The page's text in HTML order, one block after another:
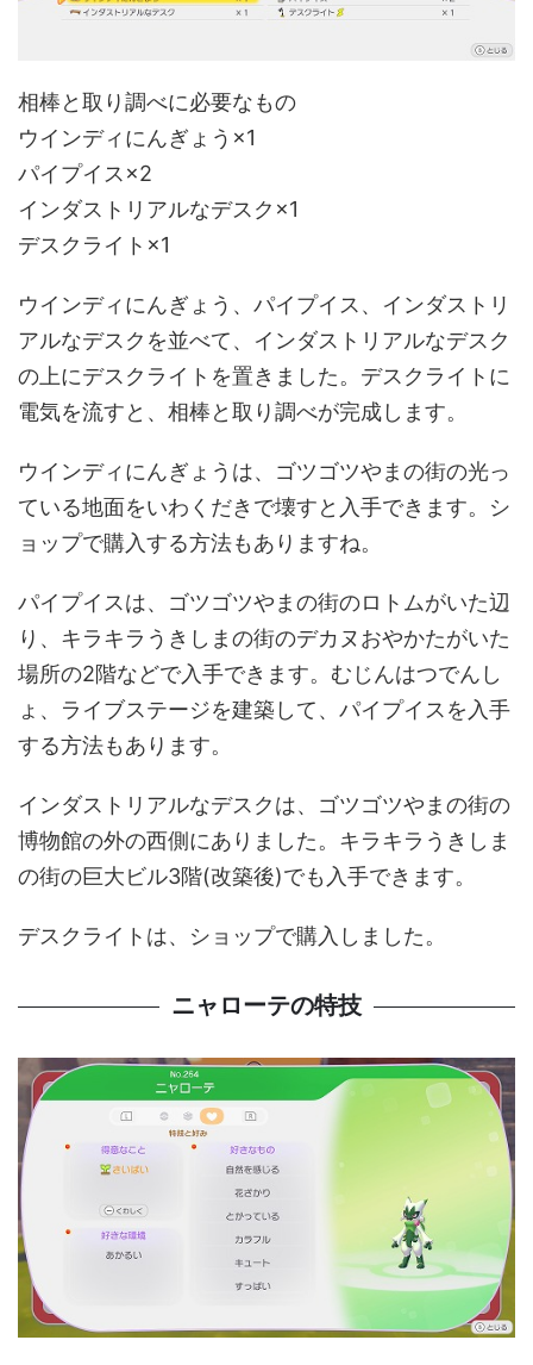
相棒と取り調べに必要なもの
ウインディにんぎょう×1
パイプイス×2
インダストリアルなデスク×1
デスクライト×1
ウインディにんぎょう、パイプイス、インダストリ
アルなデスクを並べて、インダストリアルなデスク
の上にデスクライトを置きました。デスクライトに
電気を流すと、相棒と取り調べが完成します。
ウインディにんぎょうは、ゴツゴツやまの街の光っ
ている地面をいわくだきで壊すと入手できます。シ
ョップで購入する方法もありますね。
パイプイスは、ゴツゴツやまの街のロトムがいた辺
り、キラキラうきしまの街のデカヌおやかたがいた
場所の2階などで入手できます。むじんはつでんし
ょ、ライブステージを建築して、パイプイスを入手
する方法もあります。
インダストリアルなデスクは、ゴツゴツやまの街の
博物館の外の西側にありました。キラキラうきしま
の街の巨大ビル3階(改築後)でも入手できます。
デスクライトは、ショップで購入しました。
ニャローテの特技